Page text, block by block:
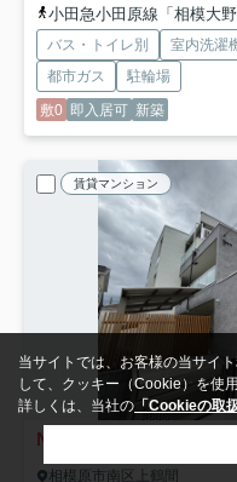
小田急小田原線「相模大
バス・トイレ別 室内洗濯
都市ガス
駐輪場
敷0 即入居可 新築
賃貸マンション
NEW
相模原市南区上鶴間
当サイトでは、お客様の当サイ
して、クッキー（Cookie）を使
詳しくは、当社の 「Cookieの取